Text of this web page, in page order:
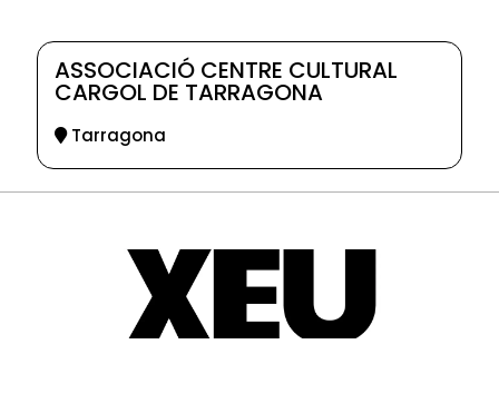
ASSOCIACIÓ CENTRE CULTURAL
CARGOL DE TARRAGONA
Tarragona